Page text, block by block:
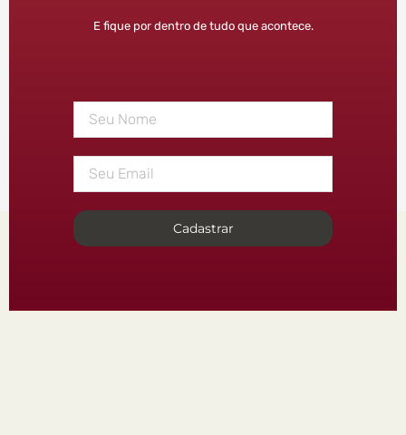
E fique por dentro de tudo que acontece.
Cadastrar